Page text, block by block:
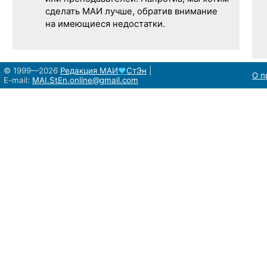
сделать МАИ лучше, обратив внимание
на имеющиеся недостатки.
© 1999—2026 Редакция МАИ♥СтЭн
E-mail: MAI.StEn.online@gmail.com О